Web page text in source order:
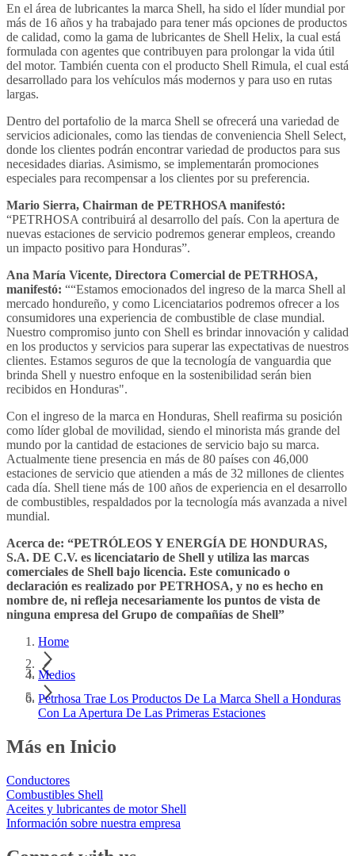
En el área de lubricantes la marca Shell, ha sido el líder mundial por
más de 16 años y ha trabajado para tener más opciones de productos
de calidad, como la gama de lubricantes de Shell Helix, la cual está
formulada con agentes que contribuyen para prolongar la vida útil
del motor. También cuenta con el producto Shell Rimula, el cual está
desarrollado para los vehículos más modernos y para uso en rutas
largas.
Dentro del portafolio de la marca Shell se ofrecerá una variedad de
servicios adicionales, como las tiendas de conveniencia Shell Select,
donde los clientes podrán encontrar variedad de productos para sus
necesidades diarias. Asimismo, se implementarán promociones
especiales para recompensar a los clientes por su preferencia.
Mario Sierra, Chairman de PETRHOSA manifestó:
“PETRHOSA contribuirá al desarrollo del país. Con la apertura de
nuevas estaciones de servicio podremos generar empleos, creando
un impacto positivo para Honduras”.
Ana María Vicente, Directora Comercial de PETRHOSA,
manifestó: ““Estamos emocionados del ingreso de la marca Shell al
mercado hondureño, y como Licenciatarios podremos ofrecer a los
consumidores una experiencia de combustible de clase mundial.
Nuestro compromiso junto con Shell es brindar innovación y calidad
en los productos y servicios para superar las expectativas de nuestros
clientes. Estamos seguros de que la tecnología de vanguardia que
brinda Shell y nuestro enfoque en la sostenibilidad serán bien
recibidos en Honduras".
Con el ingreso de la marca en Honduras, Shell reafirma su posición
como líder global de movilidad, siendo el minorista más grande del
mundo por la cantidad de estaciones de servicio bajo su marca.
Actualmente tiene presencia en más de 80 países con 46,000
estaciones de servicio que atienden a más de 32 millones de clientes
cada día. Shell tiene más de 100 años de experiencia en el desarrollo
de combustibles, respaldados por la tecnología más avanzada a nivel
mundial.
Acerca de: “PETRÓLEOS Y ENERGÍA DE HONDURAS,
S.A. DE C.V. es licenciatario de Shell y utiliza las marcas
comerciales de Shell bajo licencia. Este comunicado o
declaración es realizado por PETRHOSA, y no es hecho en
nombre de, ni refleja necesariamente los puntos de vista de
ninguna empresa del Grupo de compañías de Shell”
Home
Medios
Petrhosa Trae Los Productos De La Marca Shell a Honduras
Con La Apertura De Las Primeras Estaciones
Más en Inicio
Conductores
Combustibles Shell
Aceites y lubricantes de motor Shell
Información sobre nuestra empresa